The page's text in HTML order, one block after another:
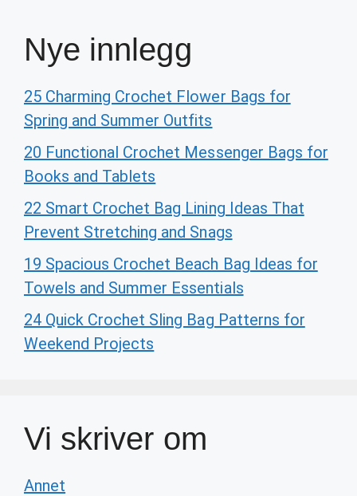
Nye innlegg
25 Charming Crochet Flower Bags for
Spring and Summer Outfits
20 Functional Crochet Messenger Bags for
Books and Tablets
22 Smart Crochet Bag Lining Ideas That
Prevent Stretching and Snags
19 Spacious Crochet Beach Bag Ideas for
Towels and Summer Essentials
24 Quick Crochet Sling Bag Patterns for
Weekend Projects
Vi skriver om
Annet